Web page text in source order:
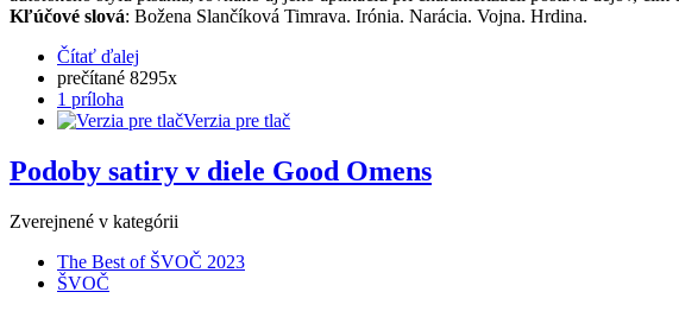
Kľúčové slová: Božena Slančíková Timrava. Irónia. Narácia. Vojna. Hrdina.
Čítať ďalej
prečítané 8295x
1 príloha
Verzia pre tlač
Podoby satiry v diele Good Omens
Zverejnené v kategórii
The Best of ŠVOČ 2023
ŠVOČ